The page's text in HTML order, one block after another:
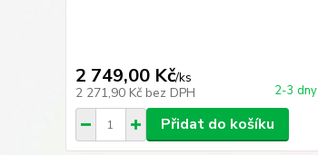
2 749,00 Kč/ks
2 271,90 Kč bez DPH 2-3 dny
Přidat do košíku